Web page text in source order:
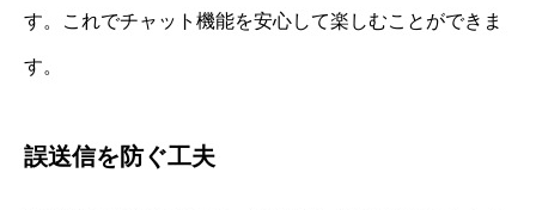
す。これでチャット機能を安心して楽しむことができま
す。
誤送信を防ぐ工夫